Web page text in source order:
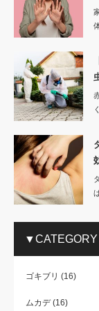
▼CATEGORY
ゴキブリ (16)
ムカデ(16)